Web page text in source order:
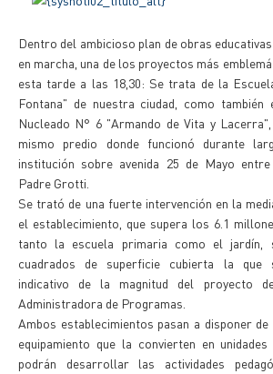
Dentro del ambicioso plan de obras
en marcha, una de los proyectos más
esta tarde a las 18,30: Se trata de la
Fontana" de nuestra ciudad, como
Nucleado N° 6 "Armando de Vita y
mismo predio donde funcionó durante
institución sobre avenida 25 de Mayo
Padre Grotti.
Se trató de una fuerte intervención en la
el establecimiento, que supera los 6.1
tanto la escuela primaria como el jardín,
cuadrados de superficie cubierta la que
indicativo de la magnitud del proyecto
Administradora de Programas.
Ambos establecimientos pasan a disponer
equipamiento que la convierten en
podrán desarrollar las actividades